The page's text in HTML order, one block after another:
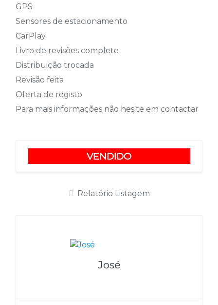
GPS
Sensores de estacionamento
CarPlay
Livro de revisões completo
Distribuição trocada
Revisão feita
Oferta de registo
Para mais informações não hesite em contactar
VENDIDO
Relatório Listagem
José